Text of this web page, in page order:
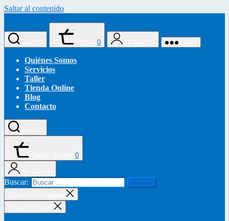
Saltar al contenido
0
Quiénes Somos
Servicios
Taller
Tienda Online
Blog
Contacto
0
Buscar: